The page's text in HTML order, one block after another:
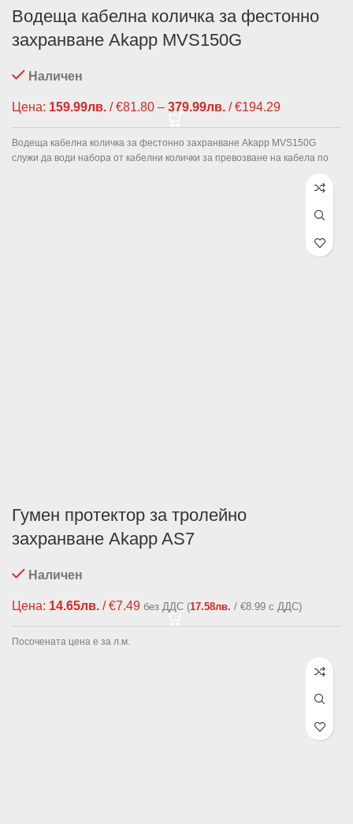
Водеща кабелна количка за фестонно
захранване Akapp MVS150G
Наличен
Цена: 159.99лв. / €81.80 – 379.99лв. / €194.29
159.99лв.
/ €81.80
379.99лв.
Водеща кабелна количка за фестонно захранване Akapp MVS150G
служи да води набора от кабелни колички за превозване на кабела по
Гумен протектор за тролейно
захранване Akapp AS7
Наличен
Цена: 14.65лв. / €7.49 без ДДС (17.58лв. / €8.99 с ДДС)
Посочената цена е за л.м.